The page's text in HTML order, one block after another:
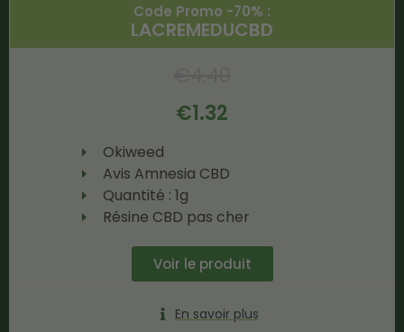
Code Promo -70% :
LACREMEDUCBD
€1.32
Okiweed
Avis Amnesia CBD
Quantité : 1g
Résine CBD pas cher
Voir le produit
En savoir plus